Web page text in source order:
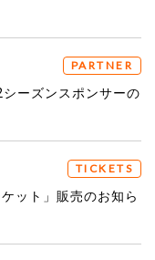
PARTNER
ーズンスポンサーの
TICKETS
ット」販売のお知ら